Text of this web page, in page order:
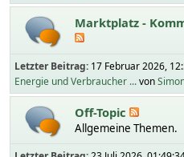
Marktplatz -
Letzter Beitrag: 17 Februar 2026,
Energie und Verbraucher ...von
Off-Topic
Allgemeine Themen.